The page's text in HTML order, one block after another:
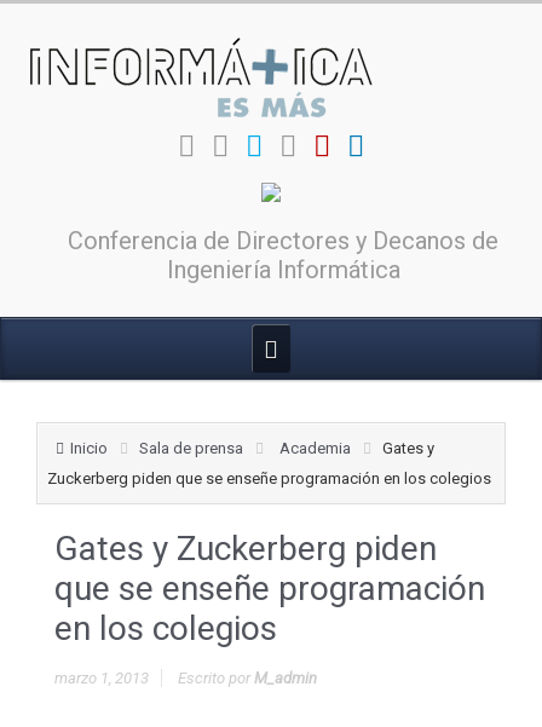
Conferencia de Directores y Decanos de
Ingeniería Informática
Inicio Sala de prensa Academia
Gates y
Zuckerberg piden que se enseñe programación en los colegios
Gates y Zuckerberg piden
que se enseñe programación
en los colegios
marzo 1, 2013 Escrito porM_admin